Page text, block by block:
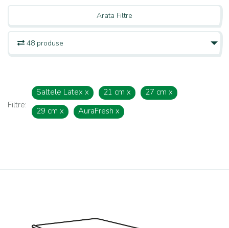
Arata Filtre
48 produse
Filtre:
Saltele Latex x 21 cm x 27 cm x
29 cm x AuraFresh x